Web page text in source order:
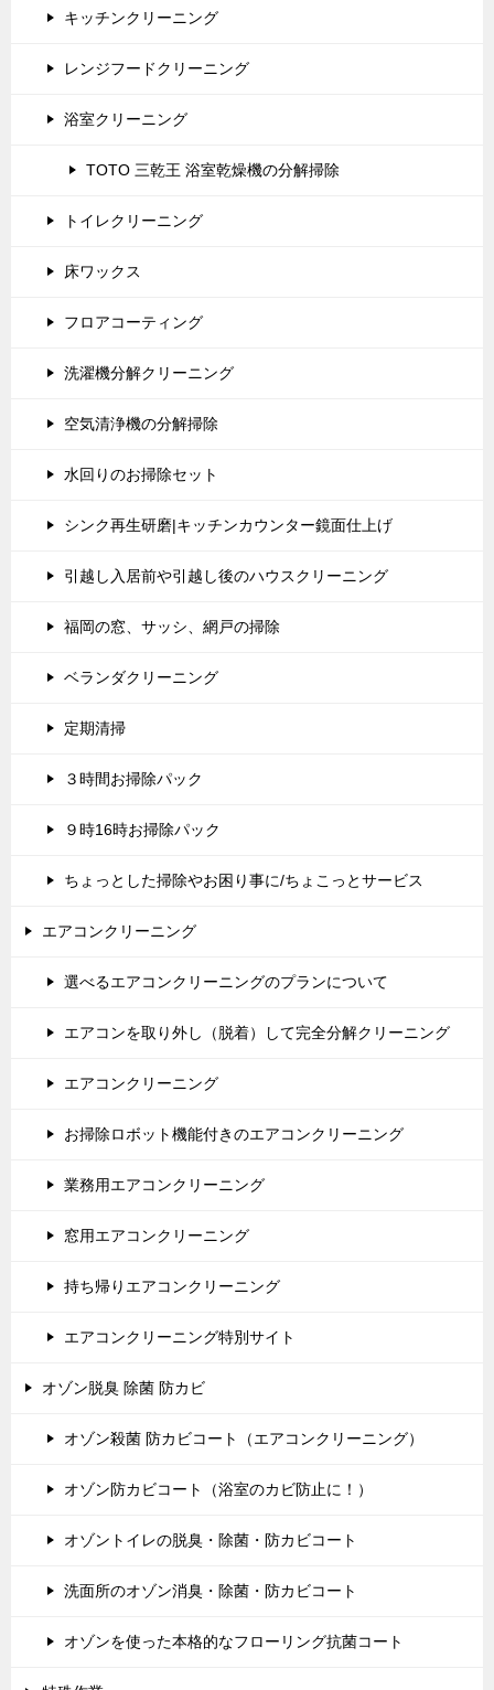
キッチンクリーニング
レンジフードクリーニング
浴室クリーニング
TOTO 三乾王 浴室乾燥機の分解掃除
トイレクリーニング
床ワックス
フロアコーティング
洗濯機分解クリーニング
空気清浄機の分解掃除
水回りのお掃除セット
シンク再生研磨|キッチンカウンター鏡面仕上げ
引越し入居前や引越し後のハウスクリーニング
福岡の窓、サッシ、網戸の掃除
ベランダクリーニング
定期清掃
３時間お掃除パック
９時16時お掃除パック
ちょっとした掃除やお困り事に/ちょこっとサービス
エアコンクリーニング
選べるエアコンクリーニングのプランについて
エアコンを取り外し（脱着）して完全分解クリーニング
エアコンクリーニング
お掃除ロボット機能付きのエアコンクリーニング
業務用エアコンクリーニング
窓用エアコンクリーニング
持ち帰りエアコンクリーニング
エアコンクリーニング特別サイト
オゾン脱臭 除菌 防カビ
オゾン殺菌 防カビコート（エアコンクリーニング）
オゾン防カビコート（浴室のカビ防止に！）
オゾントイレの脱臭・除菌・防カビコート
洗面所のオゾン消臭・除菌・防カビコート
オゾンを使った本格的なフローリング抗菌コート